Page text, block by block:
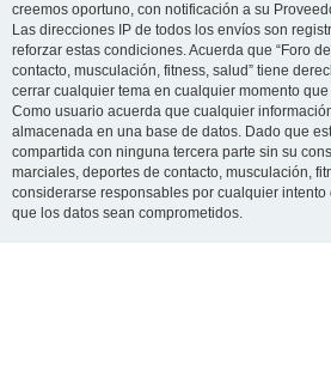
creemos oportuno, con notificación a su
Las direcciones IP de todos los envíos son
reforzar estas condiciones. Acuerda que “Foro
contacto, musculación, fitness, salud” tiene
cerrar cualquier tema en cualquier momento
Como usuario acuerda que cualquier
almacenada en una base de datos. Dado que
compartida con ninguna tercera parte sin su
marciales, deportes de contacto, musculación,
considerarse responsables por cualquier
que los datos sean comprometidos.